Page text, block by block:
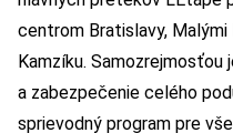
centrom Bratislavy, Malými
Kamzíku. Samozrejmosťou
a zabezpečenie celého
sprievodný program pre